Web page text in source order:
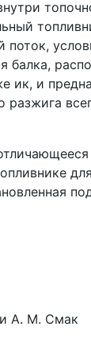
балка,
ик, и
разжига
А. М. Смак